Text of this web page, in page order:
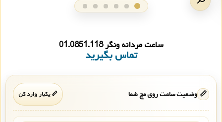
ساعت مردانه ونگر 01.0851.118
تماس بگیرید
📏 وضعیت ساعت روی مچ شما 📏 یکبار وارد کن